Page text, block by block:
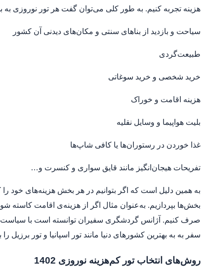
هزینه تجربه کنیم. به طور کلی می‌توان گفت هر تور نوروزی
سیاحت و بازدید از بناهای سنتی و مکان‌های دیدنی آن کشور
طبیعت‌گردی
خرید شخصی و خرید سوغاتی
هزینه اقامت و خوراک
بلیت هواپیما و وسایل نقلیه
غذا خوردن در رستوران‌ها یا کافی شاپ‌ها
تفریحات هیجان‌انگیز مانند قایق سواری و کنسرت و…
به همین دلیل است که اگر بتوانیم در هر بخش هزینه‌های خود
بخش‌ها بپردازیم. به‌عنوان مثال اگر از هزینه‌ی اقامت کاسته
صرف کنیم. آژانس گردشگری سفیران توانسته است با
سفر به به بهترین کشورهای دنیا مانند تور اسپانیا و تور برزیل
روش‌های انتخاب تور کم‌هزینه نوروزی 1402